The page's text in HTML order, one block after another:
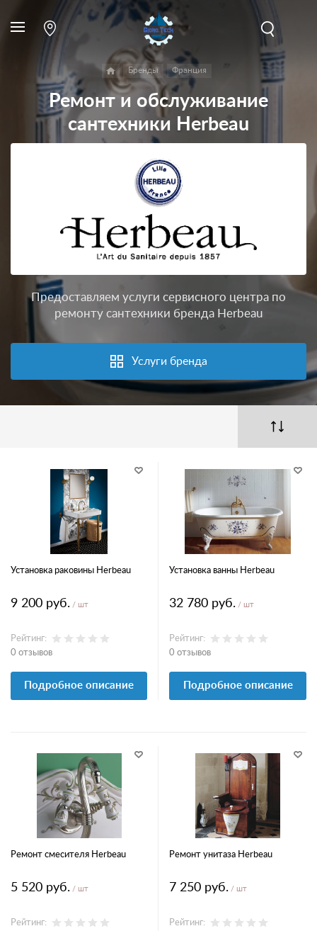
Бренды Франция
Ремонт и обслуживание
сантехники Herbeau
Предоставляем услуги сервисного центра по
ремонту сантехники бренда Herbeau
Услуги бренда
Установка раковины Herbeau
9 200 руб. / шт
Рейтинг:
0 отзывов
Подробное описание
Установка ванны Herbeau
32 780 руб. / шт
Рейтинг:
0 отзывов
Подробное описание
Ремонт смесителя Herbeau
5 520 руб. / шт
Рейтинг:
Ремонт унитаза Herbeau
7 250 руб. / шт
Рейтинг: